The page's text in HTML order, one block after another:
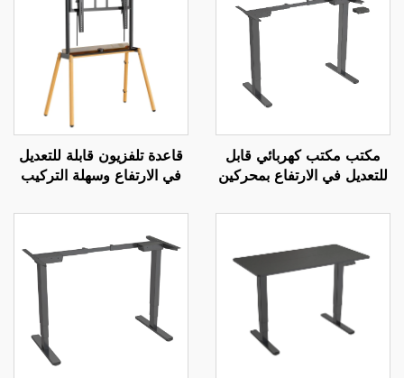
مكتب مكتب كهربائي قابل
للتعديل في الارتفاع بمحركين
MOUNTS JSD2-01
قاعدة تلفزيون قابلة للتعديل
في الارتفاع وسهلة التركيب
تروس لشاشات بحجم 37-85
TC004